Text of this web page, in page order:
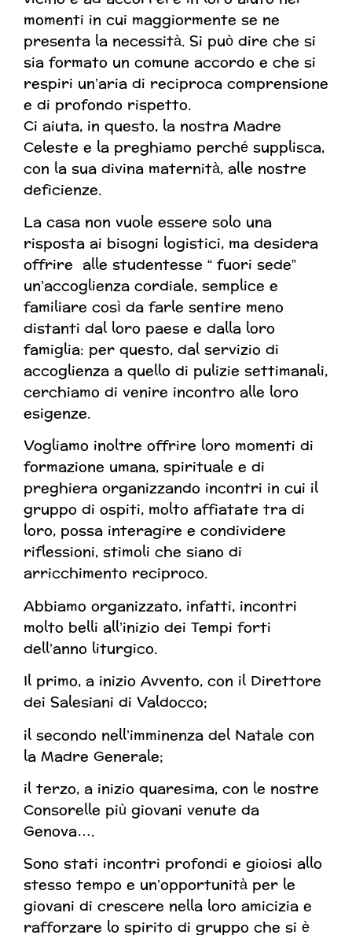
momenti in cui maggiormente se ne
presenta la necessità. Si può dire che si
sia formato un comune accordo e che si
respiri un’aria di reciproca comprensione
e di profondo rispetto.
Ci aiuta, in questo, la nostra Madre
Celeste e la preghiamo perché supplisca,
con la sua divina maternità, alle nostre
deficienze.
La casa non vuole essere solo una
risposta ai bisogni logistici, ma desidera
offrire alle studentesse “ fuori sede”
un’accoglienza cordiale, semplice e
familiare così da farle sentire meno
distanti dal loro paese e dalla loro
famiglia: per questo, dal servizio di
accoglienza a quello di pulizie settimanali,
cerchiamo di venire incontro alle loro
esigenze.
Vogliamo inoltre offrire loro momenti di
formazione umana, spirituale e di
preghiera organizzando incontri in cui il
gruppo di ospiti, molto affiatate tra di
loro, possa interagire e condividere
riflessioni, stimoli che siano di
arricchimento reciproco.
Abbiamo organizzato, infatti, incontri
molto belli all’inizio dei Tempi forti
dell’anno liturgico.
Il primo, a inizio Avvento, con il Direttore
dei Salesiani di Valdocco;
il secondo nell’imminenza del Natale con
la Madre Generale;
il terzo, a inizio quaresima, con le nostre
Consorelle più giovani venute da
Genova….
Sono stati incontri profondi e gioiosi allo
stesso tempo e un’opportunità per le
giovani di crescere nella loro amicizia e
rafforzare lo spirito di gruppo che si è